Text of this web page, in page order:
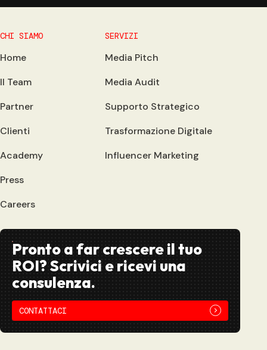
CHI SIAMO
Home
Il Team
Partner
Clienti
Academy
Press
Careers
SERVIZI
Media Pitch
Media Audit
Supporto Strategico
Trasformazione Digitale
Influencer Marketing
Pronto a far crescere il tuo
ROI? Scrivici e ricevi una
consulenza.
CONTATTACI